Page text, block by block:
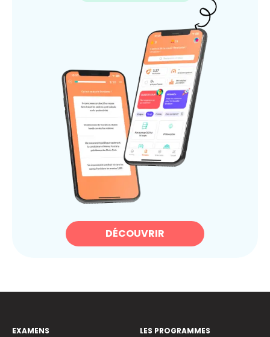
DÉCOUVRIR
EXAMENS
LES PROGRAMMES